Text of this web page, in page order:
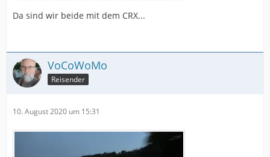
Da sind wir beide mit dem CRX...
VoCoWoMo
Reisender
10. August 2020 um 15:31